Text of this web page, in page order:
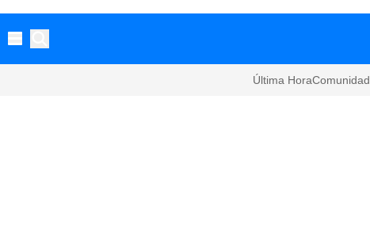
Última HoraComunidad